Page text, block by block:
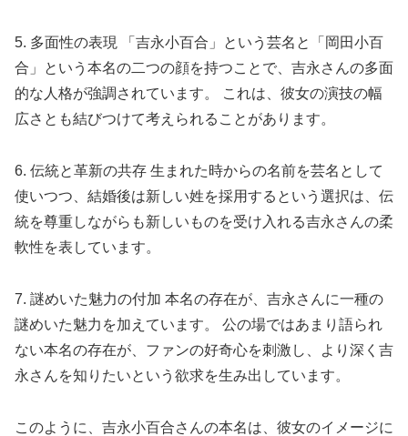
5. 多面性の表現 「吉永小百合」という芸名と「岡田小百
合」という本名の二つの顔を持つことで、吉永さんの多面
的な人格が強調されています。 これは、彼女の演技の幅
広さとも結びつけて考えられることがあります。
6. 伝統と革新の共存 生まれた時からの名前を芸名として
使いつつ、結婚後は新しい姓を採用するという選択は、伝
統を尊重しながらも新しいものを受け入れる吉永さんの柔
軟性を表しています。
7. 謎めいた魅力の付加 本名の存在が、吉永さんに一種の
謎めいた魅力を加えています。 公の場ではあまり語られ
ない本名の存在が、ファンの好奇心を刺激し、より深く吉
永さんを知りたいという欲求を生み出しています。
このように、吉永小百合さんの本名は、彼女のイメージに